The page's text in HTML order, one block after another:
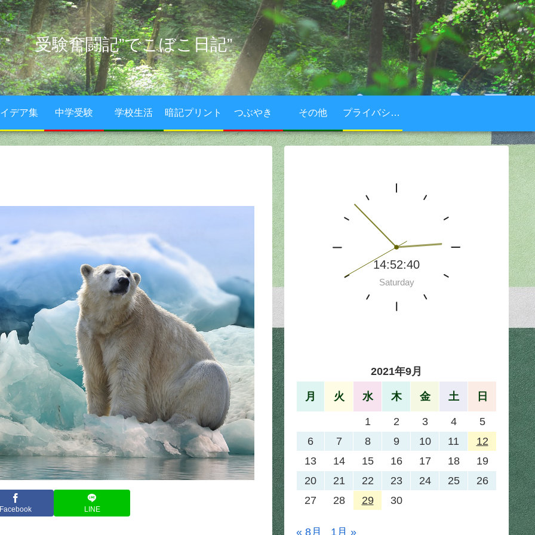
受験奮闘記”でこぼこ日記”
デア集 中学受験 学校生活 暗記プリント つぶやき その他 プライバシーポリシー
Facebook LINE
2021年9月
月 火 水 木 金 土 日
1 2 3 4
5
6
7 8 9 10 11
12
13
14 15 16 17 18
19
20
21 22 23 24 25
26
27
28 29 30
« 8月 1月 »